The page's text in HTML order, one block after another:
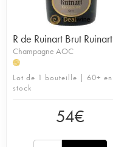
R de Ruinart Brut Ruinart
Champagne AOC
H
Lot de 1 bouteille | 60+ en
stock
54€